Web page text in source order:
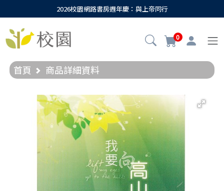
2026校園網路書房週年慶：與上帝同行
0
首頁 商品詳細資料